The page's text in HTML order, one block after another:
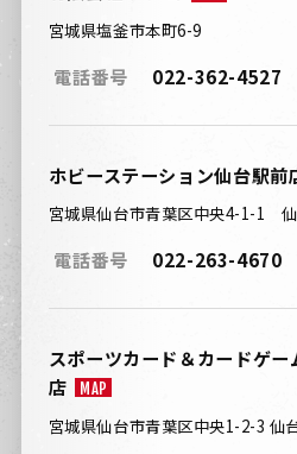
宮城県塩釜市本町6-9
電話番号 022-362-4527
ホビーステーション仙台駅前
宮城県仙台市青葉区中央4-1-1
電話番号 022-263-4670
スポーツカード＆カードゲ
店
MAP
宮城県仙台市青葉区中央1-2-3 仙